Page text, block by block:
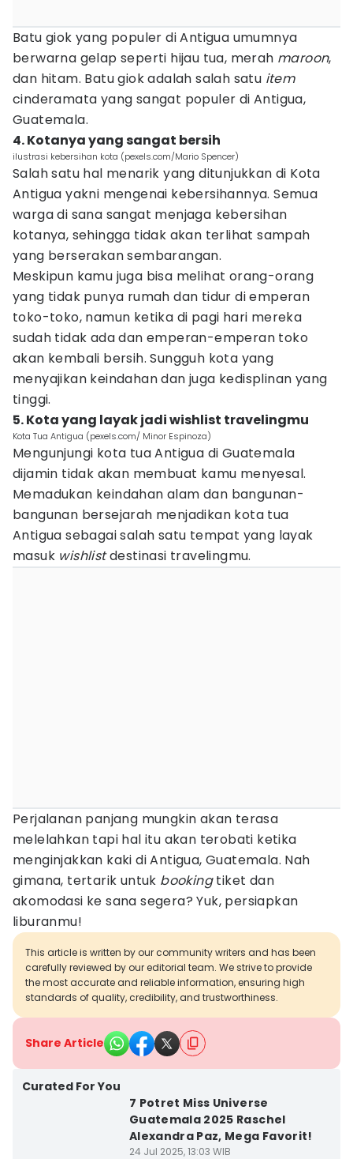
Batu giok yang populer di Antigua umumnya
berwarna gelap seperti hijau tua, merah maroon,
dan hitam. Batu giok adalah salah satu item
cinderamata yang sangat populer di Antigua,
Guatemala.
4. Kotanya yang sangat bersih
ilustrasi kebersihan kota (pexels.com/Mario Spencer)
Salah satu hal menarik yang ditunjukkan di Kota
Antigua yakni mengenai kebersihannya. Semua
warga di sana sangat menjaga kebersihan
kotanya, sehingga tidak akan terlihat sampah
yang berserakan sembarangan.
Meskipun kamu juga bisa melihat orang-orang
yang tidak punya rumah dan tidur di emperan
toko-toko, namun ketika di pagi hari mereka
sudah tidak ada dan emperan-emperan toko
akan kembali bersih. Sungguh kota yang
menyajikan keindahan dan juga kedisplinan yang
tinggi.
5. Kota yang layak jadi wishlist travelingmu
Kota Tua Antigua (pexels.com/ Minor Espinoza)
Mengunjungi kota tua Antigua di Guatemala
dijamin tidak akan membuat kamu menyesal.
Memadukan keindahan alam dan bangunan-
bangunan bersejarah menjadikan kota tua
Antigua sebagai salah satu tempat yang layak
masuk wishlistdestinasi travelingmu.
Perjalanan panjang mungkin akan terasa
melelahkan tapi hal itu akan terobati ketika
menginjakkan kaki di Antigua, Guatemala. Nah
gimana, tertarik untuk bookingtiket dan
akomodasi ke sana segera? Yuk, persiapkan
liburanmu!
This article is written by our community writers and has been
carefully reviewed by our editorial team. We strive to provide
the most accurate and reliable information, ensuring high
standards of quality, credibility, and trustworthiness.
Share Article
Curated For You
7 Potret Miss Universe
Guatemala 2025 Raschel
Alexandra Paz, Mega Favorit!
24 Jul 2025, 13:03 WIB